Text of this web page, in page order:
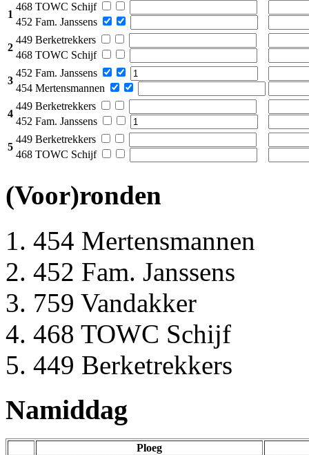
1
468 TOWC Schijf
452 Fam. Janssens
2
449 Berketrekkers
468 TOWC Schijf
3
452 Fam. Janssens
454 Mertensmannen
4
449 Berketrekkers
452 Fam. Janssens
5
449 Berketrekkers
468 TOWC Schijf
(Voor)ronden
454 Mertensmannen
452 Fam. Janssens
759 Vandakker
468 TOWC Schijf
449 Berketrekkers
Namiddag
Ploeg